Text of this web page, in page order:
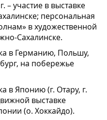
– участие в выставке
персональная
в художественной
Сахалинске.
в Германию, Польшу,
на побережье
в Японию (г. Отару, г.
выставке
(о. Хоккайдо).